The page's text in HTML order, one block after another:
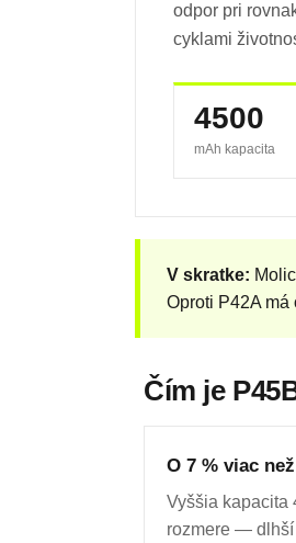
odpor pri
cyklami
4500
mAh kapacita
V skratke:
Oproti P42A
Čím je
O 7 % viac
Vyššia kapacita
rozmere — dlhší